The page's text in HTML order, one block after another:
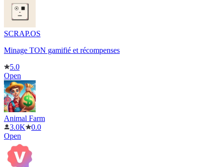
SCRAP.OS
Minage TON gamifié et récompenses
5.0
Open
Animal Farm
3.0K
0.0
Open